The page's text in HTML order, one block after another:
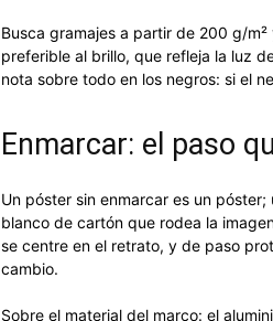
Busca gramajes a partir de 200 g/
preferible al brillo, que refleja la luz
nota sobre todo en los negros: si el
Enmarcar: el paso
Un póster sin enmarcar es un
blanco de cartón que rodea la
se centre en el retrato, y de paso
cambio.
Sobre el material del marco: el